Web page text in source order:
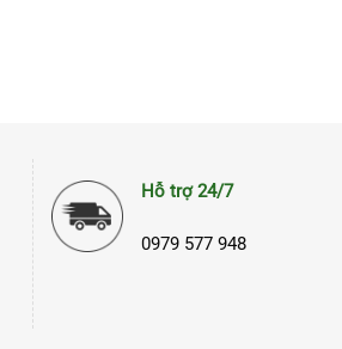
Hỗ trợ 24/7
0979 577 948